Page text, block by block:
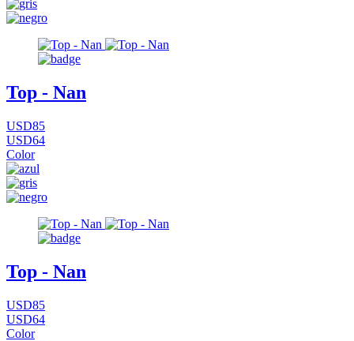
Top - Nan
USD85
USD64
Color
Top - Nan
USD85
USD64
Color